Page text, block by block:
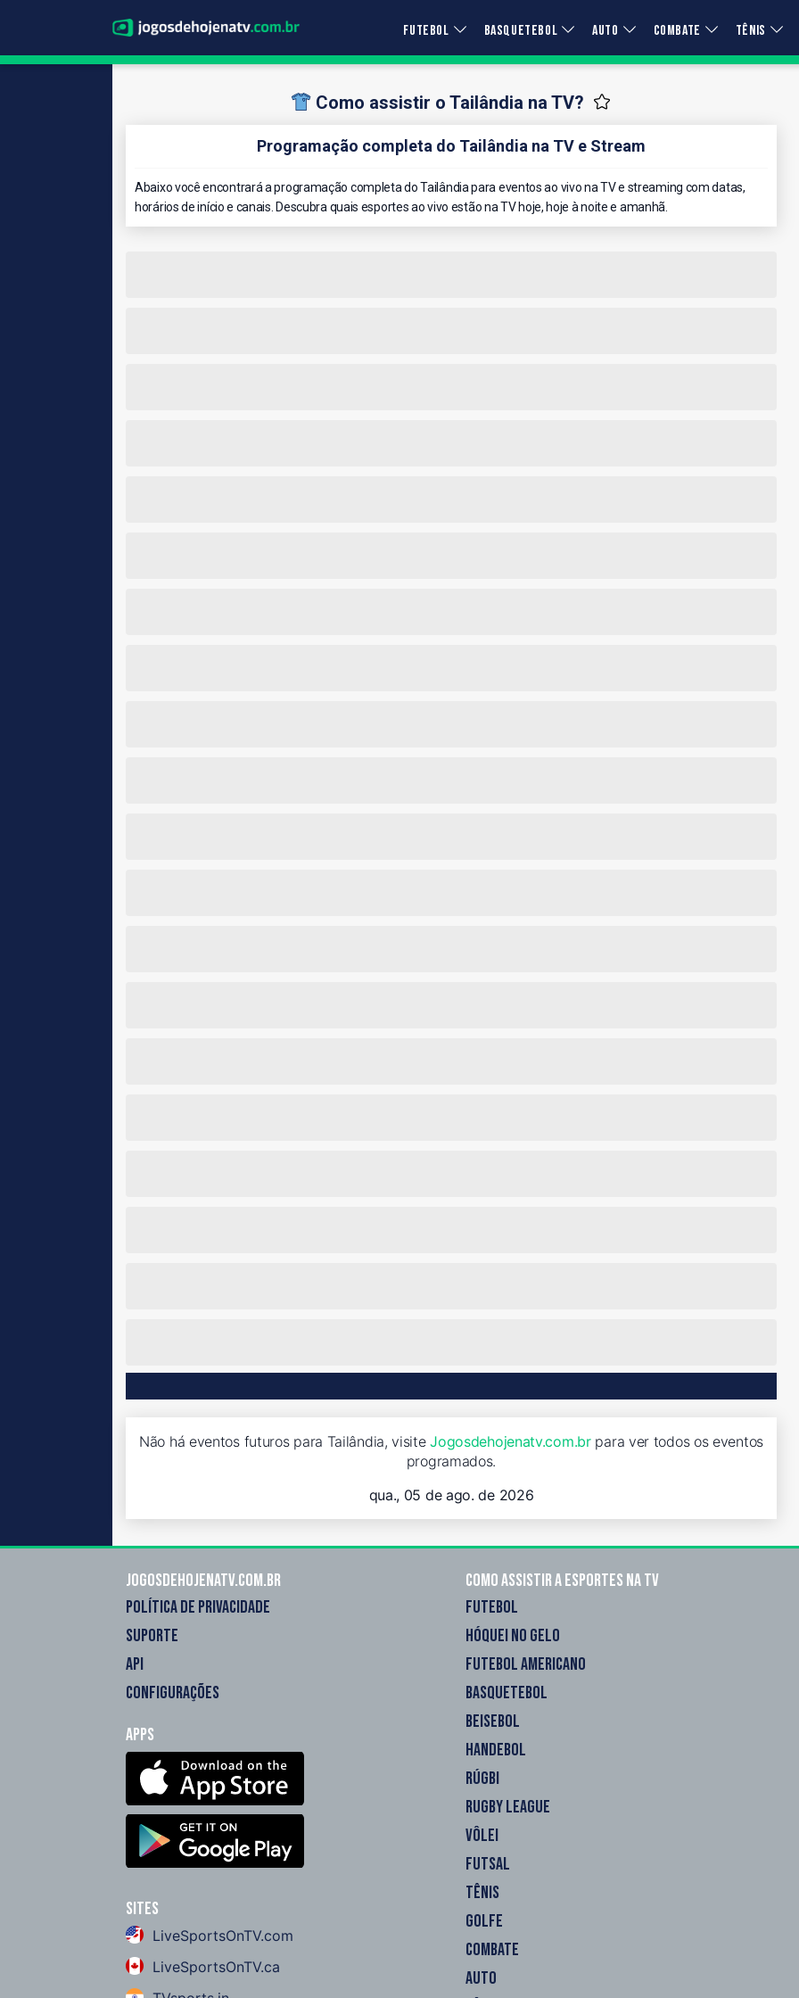
FUTEBOL BASQUETEBOL AUTO COMBATE TÊNIS
Como assistir o Tailândia na TV?
Programação completa do Tailândia na TV e Stream
Abaixo você encontrará a programação completa do Tailândia para eventos ao vivo na TV e streaming com datas,
horários de início e canais. Descubra quais esportes ao vivo estão na TV hoje, hoje à noite e amanhã.
Não há eventos futuros para Tailândia, visiteJogosdehojenatv.com.brpara ver todos os eventos
programados.
qua., 05 de ago. de 2026
Jogosdehojenatv.com.br
POLÍTICA DE PRIVACIDADE
SUPORTE
API
CONFIGURAÇÕES
Apps
Sites
LiveSportsOnTV.com
LiveSportsOnTV.ca
Como assistir a esportes na TV
FUTEBOL
HÓQUEI NO GELO
FUTEBOL AMERICANO
BASQUETEBOL
BEISEBOL
HANDEBOL
RÚGBI
RUGBY LEAGUE
VÔLEI
FUTSAL
TÊNIS
GOLFE
COMBATE
AUTO